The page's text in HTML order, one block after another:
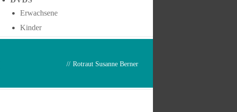
Erwachsene
Kinder
// Rotraut Susanne Berner